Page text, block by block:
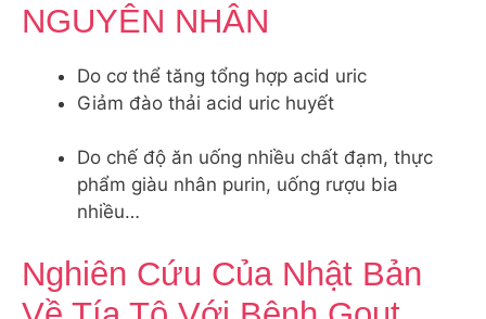
NGUYÊN NHÂN
Do cơ thể tăng tổng hợp acid uric
Giảm đào thải acid uric huyết
Do chế độ ăn uống nhiều chất đạm, thực
phẩm giàu nhân purin, uống rượu bia
nhiều…
Nghiên Cứu Của Nhật Bản